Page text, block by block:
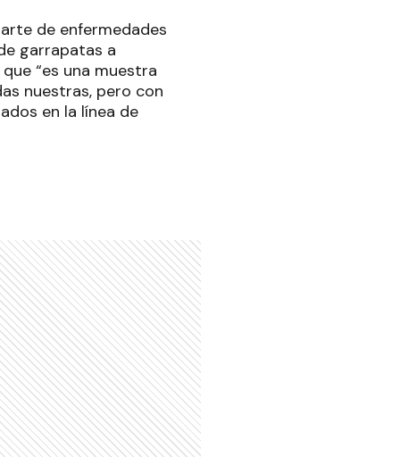
de enfermedades
garrapatas a
“es una muestra
nuestras, pero con
en la línea de